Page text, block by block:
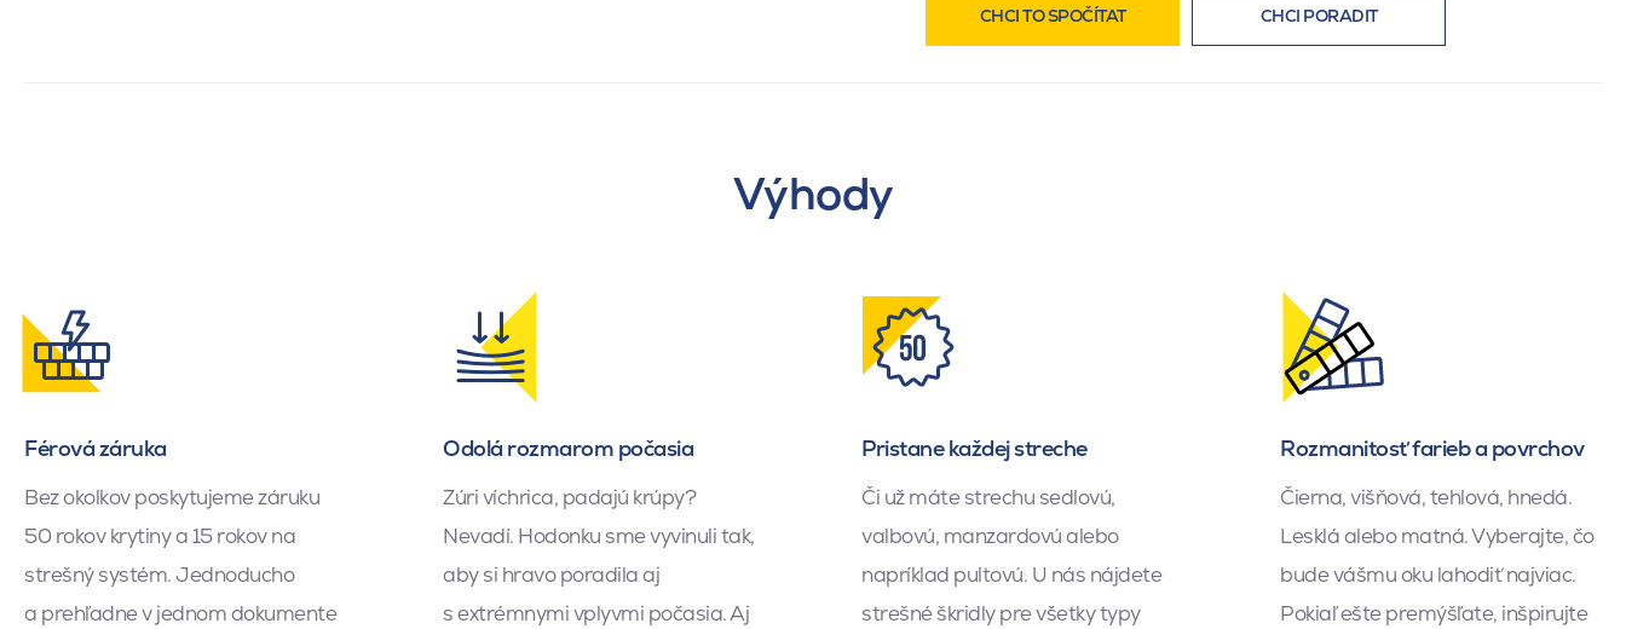
CHCI TO SPOČÍTAT CHCI PORADIT
Výhody
Férová záruka
Bez okolkov poskytujeme záruku
50 rokov krytiny a 15 rokov na
strešný systém. Jednoducho
a prehľadne v jednom dokumente
Odolá rozmarom počasia
Zúri víchrica, padajú krúpy?
Nevadí. Hodonku sme vyvinuli tak,
aby si hravo poradila aj
s extrémnymi vplyvmi počasia. Aj
Pristane každej streche
Či už máte strechu sedlovú,
valbovú, manzardovú alebo
napríklad pultovú. U nás nájdete
strešné škridly pre všetky typy
Rozmanitosť farieb a povrchov
Čierna, višňová, tehlová, hnedá.
Lesklá alebo matná. Vyberajte, čo
bude vášmu oku lahodiť najviac.
Pokiaľ ešte premýšľate, inšpirujte